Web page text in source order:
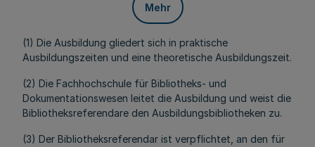
Mehr
(1) Die Ausbildung gliedert sich in praktische
Ausbildungszeiten und eine theoretische Ausbildungszeit.
(2) Die Fachhochschule für Bibliotheks- und
Dokumentationswesen leitet die Ausbildung und weist die
Bibliotheksreferendare den Ausbildungsbibliotheken zu.
(3) Der Bibliotheksreferendar ist verpflichtet, an den für